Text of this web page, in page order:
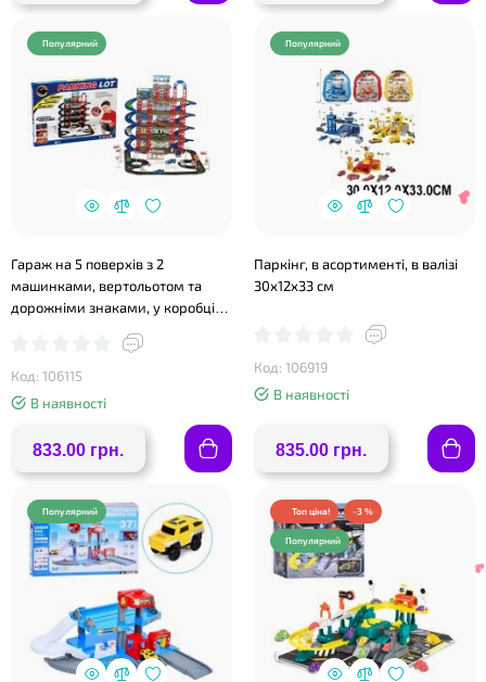
Популярний
Гараж на 5 поверхів з 2
машинками, вертольотом та
дорожніми знаками, у коробці
Код: 106115
В наявності
833.00 грн.
Популярний
Паркінг, в асортименті, в валізі
30х12х33 см
Код: 106919
В наявності
835.00 грн.
Популярний Топ ціна! -3 %
Популярний